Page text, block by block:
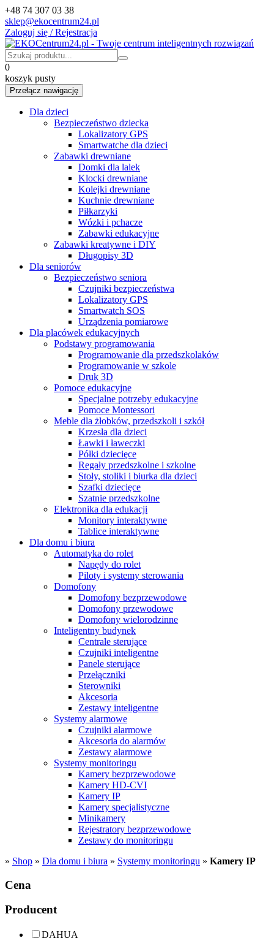
+48 74 307 03 38
sklep@ekocentrum24.pl
Zaloguj się / Rejestracja
0
koszyk pusty
Przełącz nawigację
Dla dzieci
Bezpieczeństwo dziecka
Lokalizatory GPS
Smartwatche dla dzieci
Zabawki drewniane
Domki dla lalek
Klocki drewniane
Kolejki drewniane
Kuchnie drewniane
Piłkarzyki
Wózki i pchacze
Zabawki edukacyjne
Zabawki kreatywne i DIY
Długopisy 3D
Dla seniorów
Bezpieczeństwo seniora
Czujniki bezpieczeństwa
Lokalizatory GPS
Smartwatch SOS
Urządzenia pomiarowe
Dla placówek edukacyjnych
Podstawy programowania
Programowanie dla przedszkolaków
Programowanie w szkole
Druk 3D
Pomoce edukacyjne
Specjalne potrzeby edukacyjne
Pomoce Montessori
Meble dla żłobków, przedszkoli i szkół
Krzesła dla dzieci
Ławki i ławeczki
Półki dziecięce
Regały przedszkolne i szkolne
Stoły, stoliki i biurka dla dzieci
Szafki dziecięce
Szatnie przedszkolne
Elektronika dla edukacji
Monitory interaktywne
Tablice interaktywne
Dla domu i biura
Automatyka do rolet
Napędy do rolet
Piloty i systemy sterowania
Domofony
Domofony bezprzewodowe
Domofony przewodowe
Domofony wielorodzinne
Inteligentny budynek
Centrale sterujące
Czujniki inteligentne
Panele sterujące
Przełączniki
Sterowniki
Akcesoria
Zestawy inteligentne
Systemy alarmowe
Czujniki alarmowe
Akcesoria do alarmów
Zestawy alarmowe
Systemy monitoringu
Kamery bezprzewodowe
Kamery HD-CVI
Kamery IP
Kamery specjalistyczne
Minikamery
Rejestratory bezprzewodowe
Zestawy do monitoringu
» Shop » Dla domu i biura » Systemy monitoringu » Kamery IP
Cena
Producent
DAHUA